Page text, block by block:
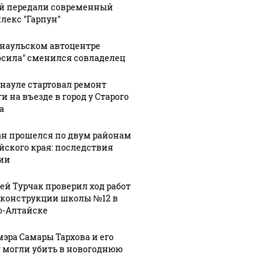
вертолета на
читать здесь
было с 1945: чего
Алтай
завершили
фильма
"Алтай:
передали современный
"Гарпун"
автоцентре
сменился совладелец
стартовал ремонт
на въезде в город у Старого
прошелся по двум районам
края: последствия
Турчак проверил ход работ
школы №12 в
Алтайске
Самары Тархова и его
убить в новогоднюю